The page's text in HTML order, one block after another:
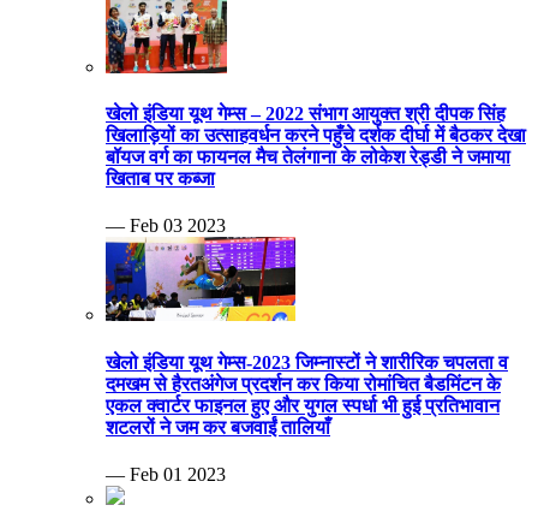
खेलो इंडिया यूथ गेम्स – 2022 संभाग आयुक्त श्री दीपक सिंह
खिलाड़ियों का उत्साहवर्धन करने पहुँचे दर्शक दीर्घा में बैठकर देखा
बॉयज वर्ग का फायनल मैच तेलंगाना के लोकेश रेड्डी ने जमाया
खिताब पर कब्जा
— Feb 03 2023
खेलो इंडिया यूथ गेम्स-2023 जिम्नास्टों ने शारीरिक चपलता व
दमखम से हैरतअंगेज प्रदर्शन कर किया रोमांचित बैडमिंटन के
एकल क्वार्टर फाइनल हुए और युगल स्पर्धा भी हुई प्रतिभावान
शटलरों ने जम कर बजवाईं तालियाँ
— Feb 01 2023